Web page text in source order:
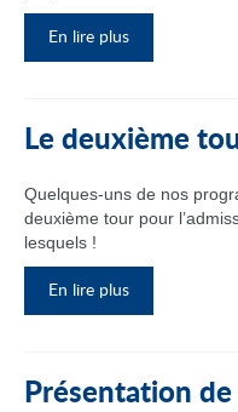
En lire plus
Le deuxième
Quelques-uns de nos
deuxième tour pour
lesquels !
En lire plus
Présentation